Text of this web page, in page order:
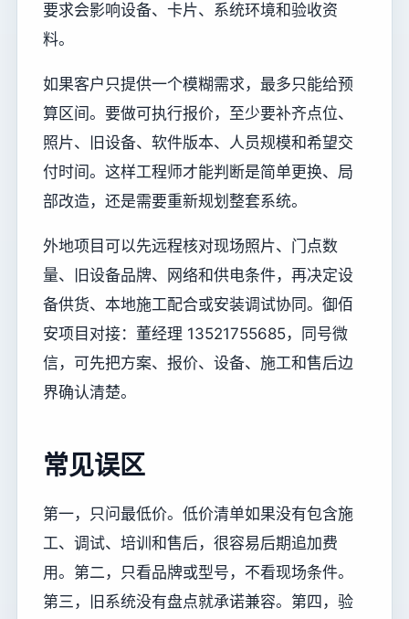
要求会影响设备、卡片、系统环境和验收资
料。
如果客户只提供一个模糊需求，最多只能给预
算区间。要做可执行报价，至少要补齐点位、
照片、旧设备、软件版本、人员规模和希望交
付时间。这样工程师才能判断是简单更换、局
部改造，还是需要重新规划整套系统。
外地项目可以先远程核对现场照片、门点数
量、旧设备品牌、网络和供电条件，再决定设
备供货、本地施工配合或安装调试协同。御佰
安项目对接：董经理 13521755685，同号微
信，可先把方案、报价、设备、施工和售后边
界确认清楚。
常见误区
第一，只问最低价。低价清单如果没有包含施
工、调试、培训和售后，很容易后期追加费
用。第二，只看品牌或型号，不看现场条件。
第三，旧系统没有盘点就承诺兼容。第四，验